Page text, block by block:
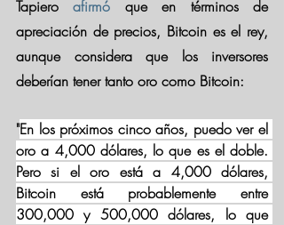
Tapiero afirmó que en términos de
apreciación de precios, Bitcoin es el rey,
aunque considera que los inversores
deberían tener tanto oro como Bitcoin:
"En los próximos cinco años, puedo ver el
oro a 4,000 dólares, lo que es el doble.
Pero si el oro está a 4,000 dólares,
Bitcoin está probablemente entre
300,000 y 500,000 dólares, lo que